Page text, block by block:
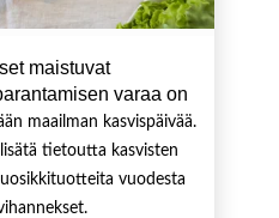
maistuvat
varaa on
maailman kasvispäivää.
tietoutta kasvisten
vuodesta